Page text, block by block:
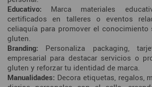
Educativo: Marca materiales
certificados en talleres o eventos
celiaquía para promover el
gluten.
Branding: Personaliza packaging,
empresarial para destacar servicios o
gluten y reforzar tu identidad de marca.
Manualidades: Decora etiquetas, regalos,